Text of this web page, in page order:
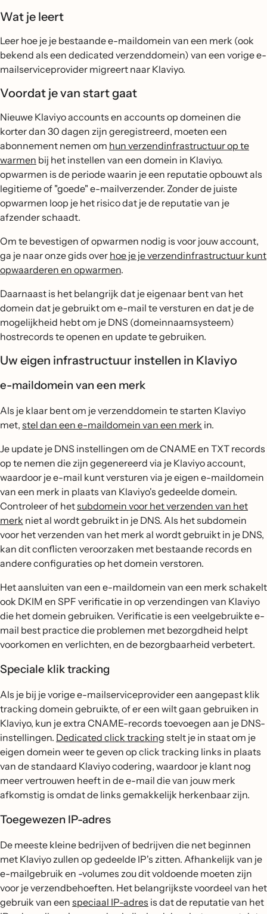
Wat je leert
Leer hoe je je bestaande e-maildomein van een merk (ook
bekend als een dedicated verzenddomein) van een vorige e-
mailserviceprovider migreert naar Klaviyo.
Voordat je van start gaat
Nieuwe Klaviyo accounts en accounts op domeinen die
korter dan 30 dagen zijn geregistreerd, moeten een
abonnement nemen om hun verzendinfrastructuur op te
warmen bij het instellen van een domein in Klaviyo.
opwarmen is de periode waarin je een reputatie opbouwt als
legitieme of "goede" e-mailverzender. Zonder de juiste
opwarmen loop je het risico dat je de reputatie van je
afzender schaadt.
Om te bevestigen of opwarmen nodig is voor jouw account,
ga je naar onze gids over hoe je je verzendinfrastructuur kunt
opwaarderen en opwarmen.
Daarnaast is het belangrijk dat je eigenaar bent van het
domein dat je gebruikt om e-mail te versturen en dat je de
mogelijkheid hebt om je DNS (domeinnaamsysteem)
hostrecords te openen en update te gebruiken.
Uw eigen infrastructuur instellen in Klaviyo
e-maildomein van een merk
Als je klaar bent om je verzenddomein te starten Klaviyo
met, stel dan een e-maildomein van een merk in.
Je update je DNS instellingen om de CNAME en TXT records
op te nemen die zijn gegenereerd via je Klaviyo account,
waardoor je e-mail kunt versturen via je eigen e-maildomein
van een merk in plaats van Klaviyo's gedeelde domein.
Controleer of hetsubdomein voor het verzenden van het
merk niet al wordt gebruikt in je DNS. Als het subdomein
voor het verzenden van het merk al wordt gebruikt in je DNS,
kan dit conflicten veroorzaken met bestaande records en
andere configuraties op het domein verstoren.
Het aansluiten van een e-maildomein van een merk schakelt
ook DKIM en SPF verificatie in op verzendingen van Klaviyo
die het domein gebruiken. Verificatie is een veelgebruikte e-
mail best practice die problemen met bezorgdheid helpt
voorkomen en verlichten, en de bezorgbaarheid verbetert.
Speciale klik tracking
Als je bij je vorige e-mailserviceprovider een aangepast klik
tracking domein gebruikte, of er een wilt gaan gebruiken in
Klaviyo, kun je extra CNAME-records toevoegen aan je DNS-
instellingen. Dedicated click tracking stelt je in staat om je
eigen domein weer te geven op click tracking links in plaats
van de standaard Klaviyo codering, waardoor je klant nog
meer vertrouwen heeft in de e-mail die van jouw merk
afkomstig is omdat de links gemakkelijk herkenbaar zijn.
Toegewezen IP-adres
De meeste kleine bedrijven of bedrijven die net beginnen
met Klaviyo zullen op gedeelde IP's zitten. Afhankelijk van je
e-mailgebruik en -volumes zou dit voldoende moeten zijn
voor je verzendbehoeften. Het belangrijkste voordeel van het
gebruik van een speciaal IP-adres is dat de reputatie van het